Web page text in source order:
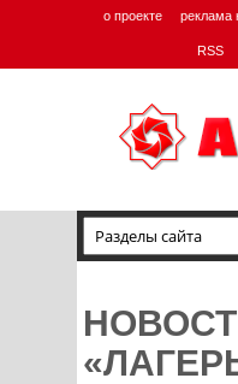
о проекте реклама
RSS